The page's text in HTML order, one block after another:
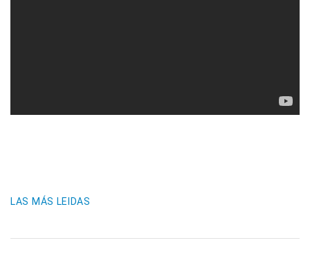
LAS MÁS LEIDAS